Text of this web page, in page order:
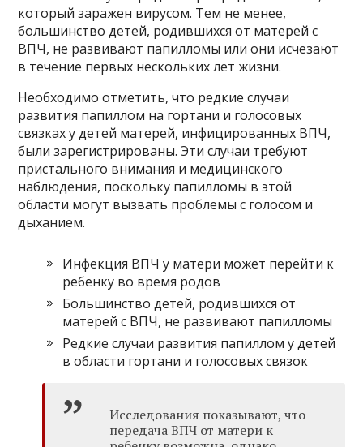
который заражен вирусом. Тем не менее,
большинство детей, родившихся от матерей с
ВПЧ, не развивают папилломы или они исчезают
в течение первых нескольких лет жизни.
Необходимо отметить, что редкие случаи
развития папиллом на гортани и голосовых
связках у детей матерей, инфицированных ВПЧ,
были зарегистрированы. Эти случаи требуют
пристального внимания и медицинского
наблюдения, поскольку папилломы в этой
области могут вызвать проблемы с голосом и
дыханием.
Инфекция ВПЧ у матери может перейти к
ребенку во время родов
Большинство детей, родившихся от
матерей с ВПЧ, не развивают папилломы
Редкие случаи развития папиллом у детей
в области гортани и голосовых связок
Исследования показывают, что
передача ВПЧ от матери к